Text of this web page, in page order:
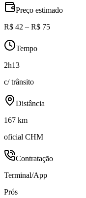
Preço estimado
R$ 42 – R$ 75
Tempo
2h13
c/ trânsito
Distância
167 km
oficial CHM
Contratação
Terminal/App
Prós